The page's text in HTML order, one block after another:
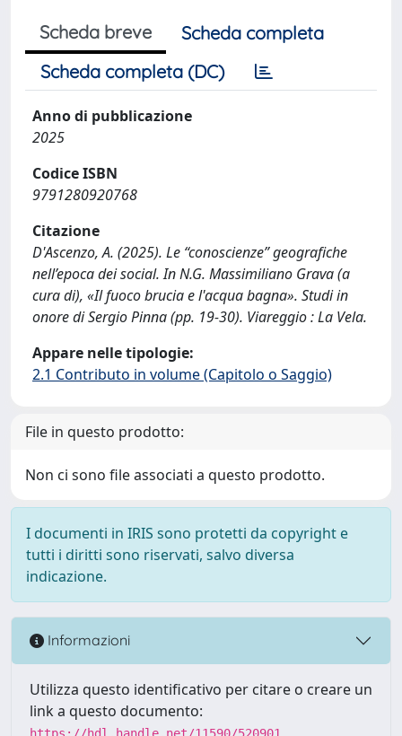
Scheda breve
Scheda completa
Scheda completa (DC)
Anno di pubblicazione
2025
Codice ISBN
9791280920768
Citazione
D'Ascenzo, A. (2025). Le “conoscienze” geografiche
nell’epoca dei social. In N.G. Massimiliano Grava (a
cura di), «Il fuoco brucia e l'acqua bagna». Studi in
onore di Sergio Pinna (pp. 19-30). Viareggio : La Vela.
Appare nelle tipologie:
2.1 Contributo in volume (Capitolo o Saggio)
File in questo prodotto:
Non ci sono file associati a questo prodotto.
I documenti in IRIS sono protetti da copyright e
tutti i diritti sono riservati, salvo diversa
indicazione.
Informazioni
Utilizza questo identificativo per citare o creare un
link a questo documento: